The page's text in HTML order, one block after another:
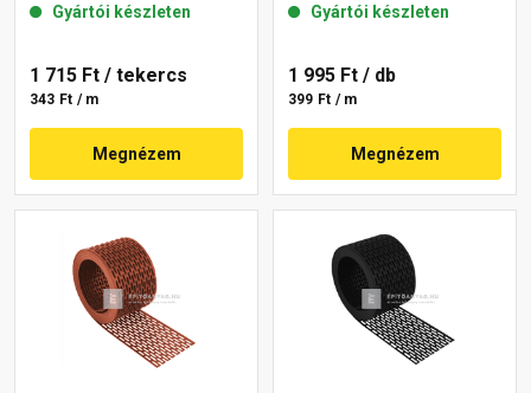
Gyártói készleten
1 715 Ft / tekercs
343 Ft / m
Megnézem
Gyártói készleten
1 995 Ft / db
399 Ft / m
Megnézem